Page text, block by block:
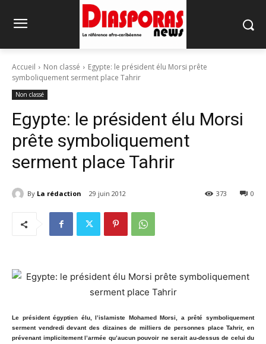
Accueil Non classé
Egypte: le président élu Morsi prête
symboliquement serment place Tahrir
Non classé
Egypte: le président élu Morsi
prête symboliquement
serment place Tahrir
By La rédaction 29 juin 2012 0
373
Le président égyptien élu, l’islamiste Mohamed Morsi, a prêté symboliquement
serment vendredi devant des dizaines de milliers de personnes place Tahrir, en
prévenant implicitement l’armée qu’aucun pouvoir ne serait au-dessus de celui du